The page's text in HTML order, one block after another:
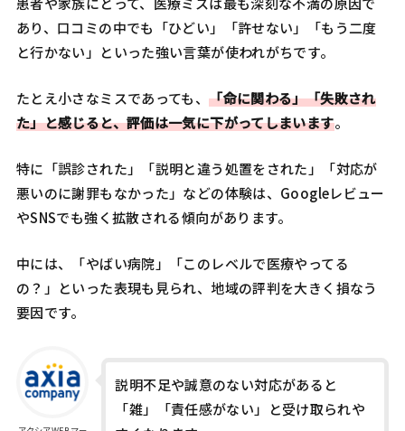
あり、口コミの中でも「ひどい」「許せない」「もう二度
と行かない」といった強い言葉が使われがちです。
たとえ小さなミスであっても、「命に関わる」「失敗され
た」と感じると、評価は一気に下がってしまいます。
特に「誤診された」「説明と違う処置をされた」「対応が
悪いのに謝罪もなかった」などの体験は、Googleレビュー
やSNSでも強く拡散される傾向があります。
中には、「やばい病院」「このレベルで医療やってる
の？」といった表現も見られ、地域の評判を大きく損なう
要因です。
説明不足や誠意のない対応があると
「雑」「責任感がない」と受け取られや